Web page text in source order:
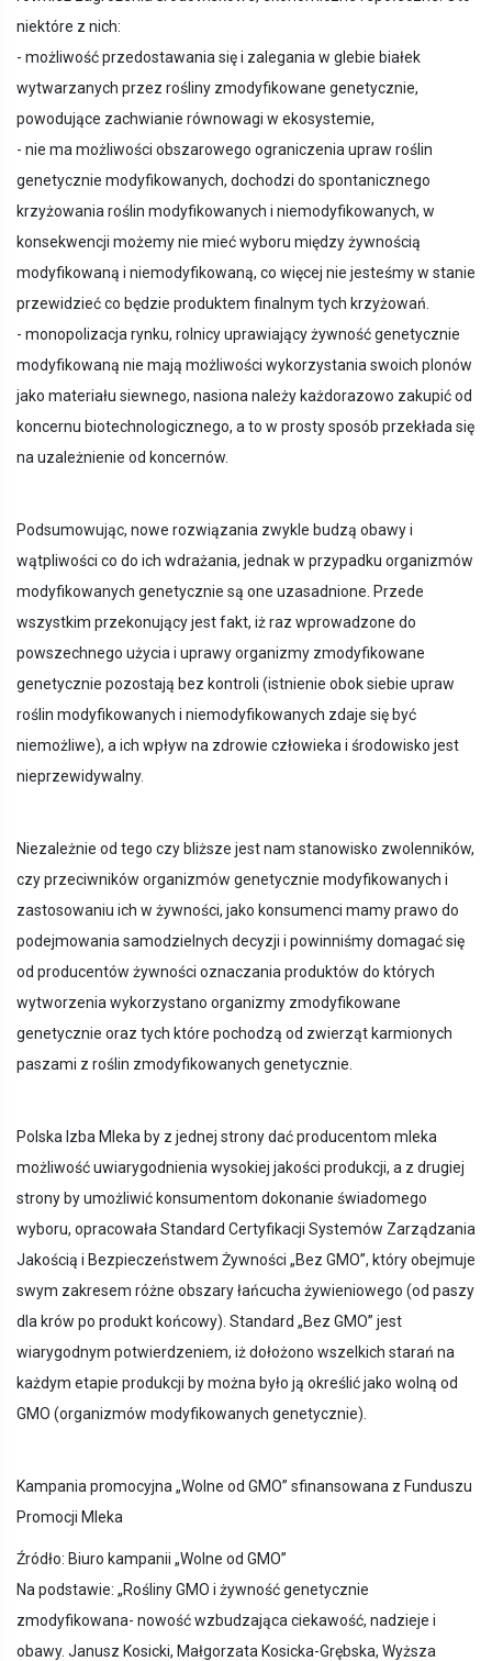
niektóre z nich:
- możliwość przedostawania się i zalegania w glebie białek
wytwarzanych przez rośliny zmodyfikowane genetycznie,
powodujące zachwianie równowagi w ekosystemie,
- nie ma możliwości obszarowego ograniczenia upraw roślin
genetycznie modyfikowanych, dochodzi do spontanicznego
krzyżowania roślin modyfikowanych i niemodyfikowanych, w
konsekwencji możemy nie mieć wyboru między żywnością
modyfikowaną i niemodyfikowaną, co więcej nie jesteśmy w stanie
przewidzieć co będzie produktem finalnym tych krzyżowań.
- monopolizacja rynku, rolnicy uprawiający żywność genetycznie
modyfikowaną nie mają możliwości wykorzystania swoich plonów
jako materiału siewnego, nasiona należy każdorazowo zakupić od
koncernu biotechnologicznego, a to w prosty sposób przekłada się
na uzależnienie od koncernów.
Podsumowując, nowe rozwiązania zwykle budzą obawy i
wątpliwości co do ich wdrażania, jednak w przypadku organizmów
modyfikowanych genetycznie są one uzasadnione. Przede
wszystkim przekonujący jest fakt, iż raz wprowadzone do
powszechnego użycia i uprawy organizmy zmodyfikowane
genetycznie pozostają bez kontroli (istnienie obok siebie upraw
roślin modyfikowanych i niemodyfikowanych zdaje się być
niemożliwe), a ich wpływ na zdrowie człowieka i środowisko jest
nieprzewidywalny.
Niezależnie od tego czy bliższe jest nam stanowisko zwolenników,
czy przeciwników organizmów genetycznie modyfikowanych i
zastosowaniu ich w żywności, jako konsumenci mamy prawo do
podejmowania samodzielnych decyzji i powinniśmy domagać się
od producentów żywności oznaczania produktów do których
wytworzenia wykorzystano organizmy zmodyfikowane
genetycznie oraz tych które pochodzą od zwierząt karmionych
paszami z roślin zmodyfikowanych genetycznie.
Polska Izba Mleka by z jednej strony dać producentom mleka
możliwość uwiarygodnienia wysokiej jakości produkcji, a z drugiej
strony by umożliwić konsumentom dokonanie świadomego
wyboru, opracowała Standard Certyfikacji Systemów Zarządzania
Jakością i Bezpieczeństwem Żywności „Bez GMO”, który obejmuje
swym zakresem różne obszary łańcucha żywieniowego (od paszy
dla krów po produkt końcowy). Standard „Bez GMO” jest
wiarygodnym potwierdzeniem, iż dołożono wszelkich starań na
każdym etapie produkcji by można było ją określić jako wolną od
GMO (organizmów modyfikowanych genetycznie).
Kampania promocyjna „Wolne od GMO” sfinansowana z Funduszu
Promocji Mleka
Źródło: Biuro kampanii „Wolne od GMO”
Na podstawie: „Rośliny GMO i żywność genetycznie
zmodyfikowana- nowość wzbudzająca ciekawość, nadzieje i
obawy. Janusz Kosicki, Małgorzata Kosicka-Grębska, Wyższa